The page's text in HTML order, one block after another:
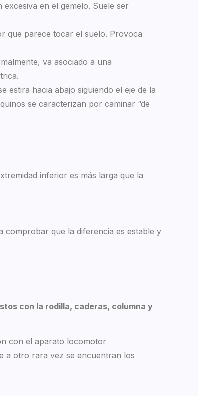
en el gemelo. Suele ser
que parece tocar el suelo. Provoca
va asociado a una
estira hacia abajo siguiendo el eje de la
se caracterizan por caminar “de
inferior es más larga que la
que la diferencia es estable y
con la rodilla, caderas, columna y
con el aparato locomotor
a otro rara vez se encuentran los